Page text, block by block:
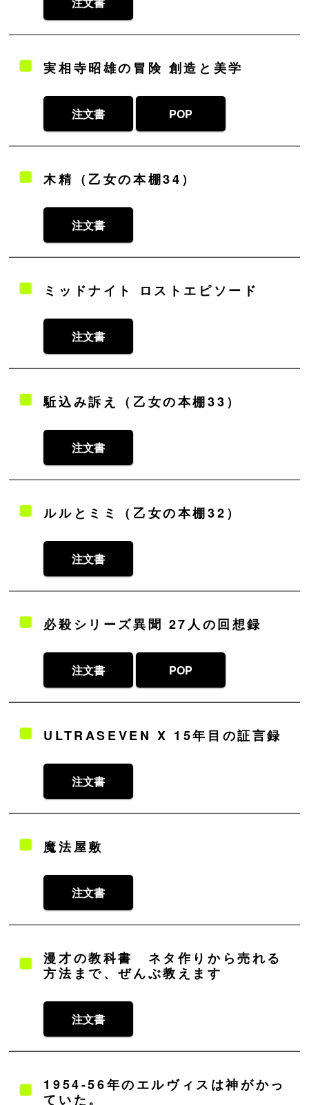
実相寺昭雄の冒険 創造と美学
注文書 POP
木精（乙女の本棚34）
注文書
ミッドナイト ロストエピソード
注文書
駈込み訴え（乙女の本棚33）
注文書
ルルとミミ（乙女の本棚32）
注文書
必殺シリーズ異聞 27人の回想録
注文書 POP
ULTRASEVEN X 15年目の証言録
注文書
魔法屋敷
注文書
漫才の教科書 ネタ作りから売れる
⽅法まで、ぜんぶ教えます
注文書
1954-56年のエルヴィスは神がかっ
ていた。